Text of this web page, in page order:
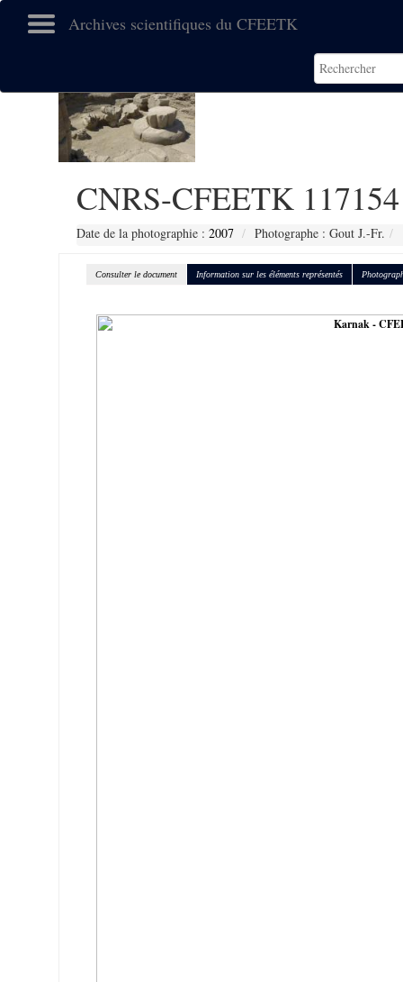
Archives scientifiques du CFEETK
CNRS-CFEETK 117154
Date de la photographie : 2007 Photographe : Gout J.-Fr.
Consulter le document Information sur les éléments représentés